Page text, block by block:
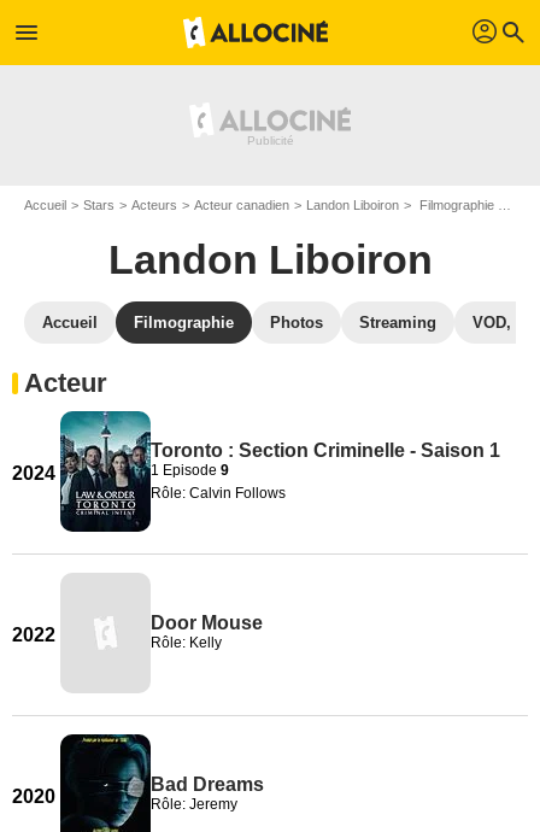
menu profil search
Accueil Stars Acteurs Acteur canadien Landon Liboiron Filmographie Landon Liboiron
Landon Liboiron
Accueil Filmographie Photos Streaming VOD,
Acteur
2024
Toronto : Section Criminelle - Saison 1
1 Episode 9
Rôle: Calvin Follows
2022
Door Mouse
Rôle: Kelly
2020
Bad Dreams
Rôle: Jeremy